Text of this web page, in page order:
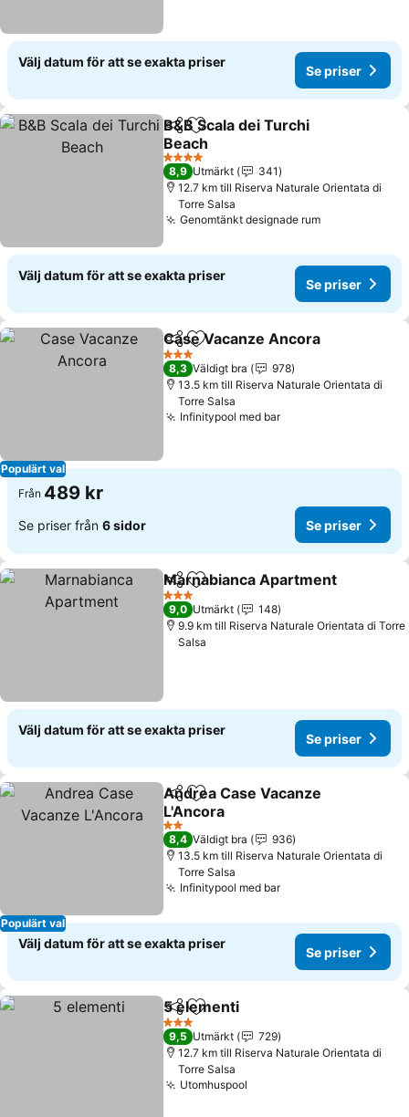
Välj datum för att se exakta priser
Se priser
Dela Lägg till i Mina Favoriter
B&B Scala dei Turchi
Beach
4 Stjärnor
8,9 Utmärkt
341
12.7 km till Riserva Naturale Orientata di
Torre Salsa
Genomtänkt designade rum
Välj datum för att se exakta priser
Se priser
Populärt val
Dela Lägg till i Mina Favoriter
Case Vacanze Ancora
3 Stjärnor
8,3 Väldigt bra
978
13.5 km till Riserva Naturale Orientata di
Torre Salsa
Infinitypool med bar
Från 489 kr
Se priser från 6 sidor Se priser
Dela Lägg till i Mina Favoriter
Marnabianca Apartment
3 Stjärnor
9,0 Utmärkt
148
9.9 km till Riserva Naturale Orientata di Torre
Salsa
Välj datum för att se exakta priser
Se priser
Populärt val
Dela Lägg till i Mina Favoriter
Andrea Case Vacanze
L'Ancora
2 Stjärnor
8,4 Väldigt bra
936
13.5 km till Riserva Naturale Orientata di
Torre Salsa
Infinitypool med bar
Välj datum för att se exakta priser
Se priser
Dela Lägg till i Mina Favoriter
5 elementi
3 Stjärnor
9,5 Utmärkt
729
12.7 km till Riserva Naturale Orientata di
Torre Salsa
Utomhuspool